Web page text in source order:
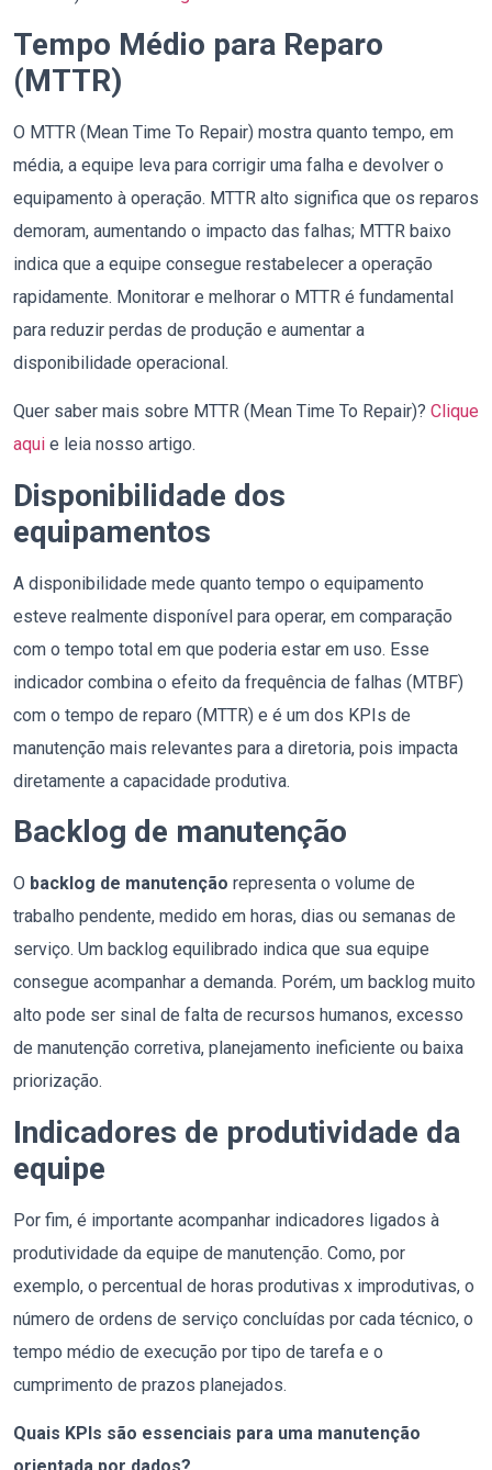
Tempo Médio para Reparo
(MTTR)
O MTTR (Mean Time To Repair) mostra quanto tempo, em
média, a equipe leva para corrigir uma falha e devolver o
equipamento à operação. MTTR alto significa que os reparos
demoram, aumentando o impacto das falhas; MTTR baixo
indica que a equipe consegue restabelecer a operação
rapidamente. Monitorar e melhorar o MTTR é fundamental
para reduzir perdas de produção e aumentar a
disponibilidade operacional.
Quer saber mais sobre MTTR (Mean Time To Repair)? Clique
aqui e leia nosso artigo.
Disponibilidade dos
equipamentos
A disponibilidade mede quanto tempo o equipamento
esteve realmente disponível para operar, em comparação
com o tempo total em que poderia estar em uso. Esse
indicador combina o efeito da frequência de falhas (MTBF)
com o tempo de reparo (MTTR) e é um dos KPIs de
manutenção mais relevantes para a diretoria, pois impacta
diretamente a capacidade produtiva.
Backlog de manutenção
O backlog de manutenção representa o volume de
trabalho pendente, medido em horas, dias ou semanas de
serviço. Um backlog equilibrado indica que sua equipe
consegue acompanhar a demanda. Porém, um backlog muito
alto pode ser sinal de falta de recursos humanos, excesso
de manutenção corretiva, planejamento ineficiente ou baixa
priorização.
Indicadores de produtividade da
equipe
Por fim, é importante acompanhar indicadores ligados à
produtividade da equipe de manutenção. Como, por
exemplo, o percentual de horas produtivas x improdutivas, o
número de ordens de serviço concluídas por cada técnico, o
tempo médio de execução por tipo de tarefa e o
cumprimento de prazos planejados.
Quais KPIs são essenciais para uma manutenção